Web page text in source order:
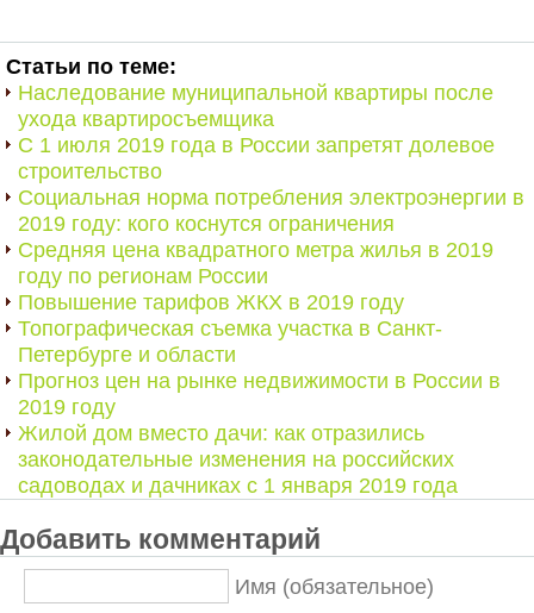
Статьи по теме:
Наследование муниципальной квартиры после
ухода квартиросъемщика
С 1 июля 2019 года в России запретят долевое
строительство
Социальная норма потребления электроэнергии в
2019 году: кого коснутся ограничения
Средняя цена квадратного метра жилья в 2019
году по регионам России
Повышение тарифов ЖКХ в 2019 году
Топографическая съемка участка в Санкт-
Петербурге и области
Прогноз цен на рынке недвижимости в России в
2019 году
Жилой дом вместо дачи: как отразились
законодательные изменения на российских
садоводах и дачниках с 1 января 2019 года
Добавить комментарий
Имя (обязательное)